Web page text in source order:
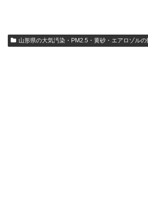
山形県の大気汚染・PM2.5・黄砂・エアロゾルの